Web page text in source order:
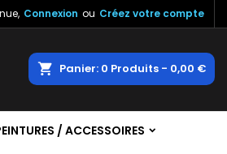
Connexion ou Créez votre compte
Panier 0 Produits - 0,00 €
/ ACCESSOIRES